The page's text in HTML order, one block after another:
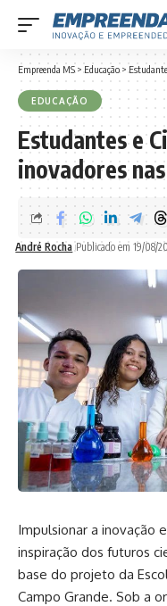
Empreenda MS>Educação>
EDUCAÇÃO
Estudantes e
inovadores
André Rocha Publicado em 19/08/
Impulsionar a inovação
inspiração dos futuros
base do projeto da
Campo Grande. Sob a